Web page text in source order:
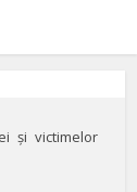
și victimelor